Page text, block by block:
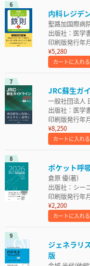
6
内科レジデ
聖路加国際病
出版社：医学
印刷版発行年
¥5,280
カートに入れる
7
JRC蘇生ガ
一般社団法人
出版社：医学
印刷版発行年
¥8,250
カートに入れる
8
ポケット呼
倉原 優(著)
出版社：シー
印刷版発行年
¥2,200
カートに入れる
9
ジェネラリ
版